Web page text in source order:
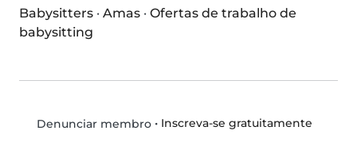
Babysitters · Amas · Ofertas de trabalho de
babysitting
Denunciar membro• Inscreva-se gratuitamente